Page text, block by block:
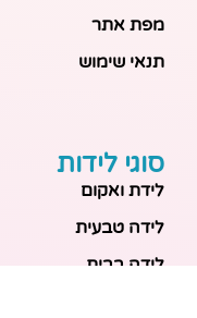
מפת אתר
תנאי שימוש
סוגי לידות
לידת ואקום
לידה טבעית
לידה בבית